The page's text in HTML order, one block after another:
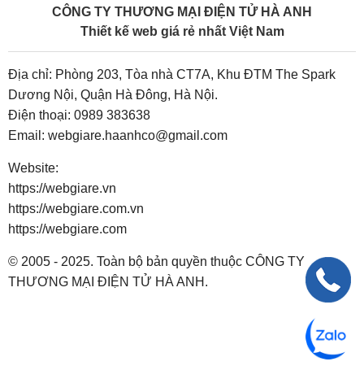
CÔNG TY THƯƠNG MẠI ĐIỆN TỬ HÀ ANH
Thiết kế web giá rẻ nhất Việt Nam
Địa chỉ: Phòng 203, Tòa nhà CT7A, Khu ĐTM The Spark
Dương Nội, Quận Hà Đông, Hà Nội.
Điện thoại: 0989 383638
Email: webgiare.haanhco@gmail.com
Website:
https://webgiare.vn
https://webgiare.com.vn
https://webgiare.com
© 2005 - 2025. Toàn bộ bản quyền thuộc CÔNG TY
THƯƠNG MẠI ĐIỆN TỬ HÀ ANH.